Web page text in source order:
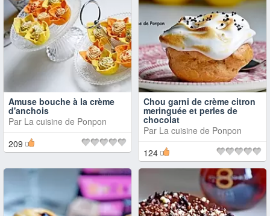
Amuse bouche à la crème
d'anchois
Par La cuisine de Ponpon
209
Chou garni de crème citron
meringuée et perles de
chocolat
Par La cuisine de Ponpon
124